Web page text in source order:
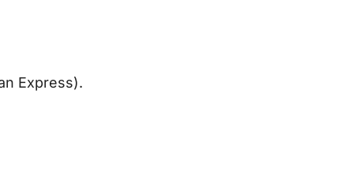
Express).